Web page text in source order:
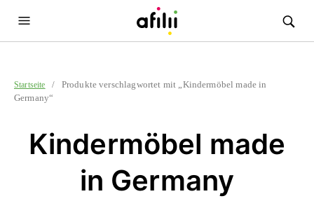
Startseite
/ Produkte verschlagwortet mit „Kindermöbel made in
Germany“
Kindermöbel made
in Germany